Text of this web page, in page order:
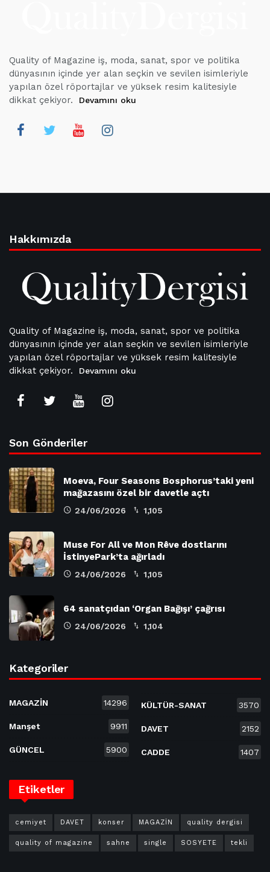
Quality of Magazine iş, moda, sanat, spor ve politika
dünyasının içinde yer alan seçkin ve sevilen isimleriyle
yapılan özel röportajlar ve yüksek resim kalitesiyle
dikkat çekiyor.
Devamını oku
Hakkımızda
Quality of Magazine iş, moda, sanat, spor ve politika
dünyasının içinde yer alan seçkin ve sevilen isimleriyle
yapılan özel röportajlar ve yüksek resim kalitesiyle
dikkat çekiyor.
Devamını oku
Son Gönderiler
Moeva, Four Seasons Bosphorus’taki yeni
mağazasını özel bir davetle açtı
24/06/2026 1,105
Muse For All ve Mon Rêve dostlarını
İstinyePark’ta ağırladı
24/06/2026 1,105
64 sanatçıdan ‘Organ Bağışı’ çağrısı
24/06/2026 1,104
Kategoriler
MAGAZİN 14296
Manşet 9911
GÜNCEL 5900
KÜLTÜR-SANAT 3570
DAVET 2152
CADDE 1407
Etiketler
cemiyet DAVET konser MAGAZİN quality dergisi
quality of magazine sahne single SOSYETE tekli